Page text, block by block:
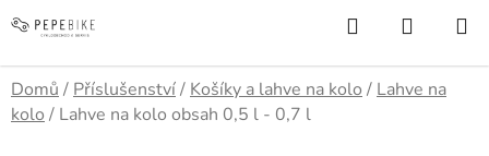
na
Hledat
KOŠÍK
Domů / Příslušenství/ Košíky a lahve na kolo / Lahve na
kolo / Lahve na kolo obsah 0,5 l - 0,7 l